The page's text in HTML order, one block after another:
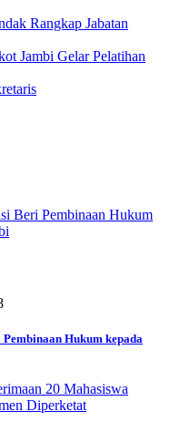
Rangkap Jabatan
Jambi Gelar Pelatihan
Hukum kepada